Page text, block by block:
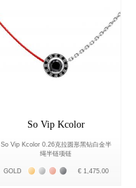
So Vip Kcolor
So Vip Kcolor 0.26克拉圆形黑钻白金半
绳半链项链
GOLD Жёлтое золото 18К
Белое золото 18К
Розовое золото 18К
Чёрное золото 18К
€ 1,475.00